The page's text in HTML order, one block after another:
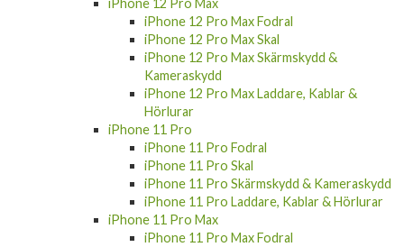
iPhone 12 Pro Max
iPhone 12 Pro Max Fodral
iPhone 12 Pro Max Skal
iPhone 12 Pro Max Skärmskydd &
Kameraskydd
iPhone 12 Pro Max Laddare, Kablar &
Hörlurar
iPhone 11 Pro
iPhone 11 Pro Fodral
iPhone 11 Pro Skal
iPhone 11 Pro Skärmskydd & Kameraskydd
iPhone 11 Pro Laddare, Kablar & Hörlurar
iPhone 11 Pro Max
iPhone 11 Pro Max Fodral